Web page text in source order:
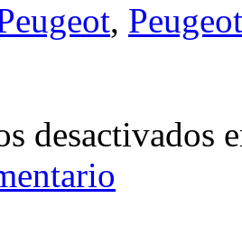
,
desactivados